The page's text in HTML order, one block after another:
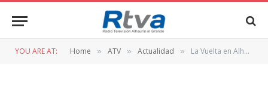
YOU ARE AT: Home » ATV » Actualidad » La Vuelta en Alhaurín el Grande